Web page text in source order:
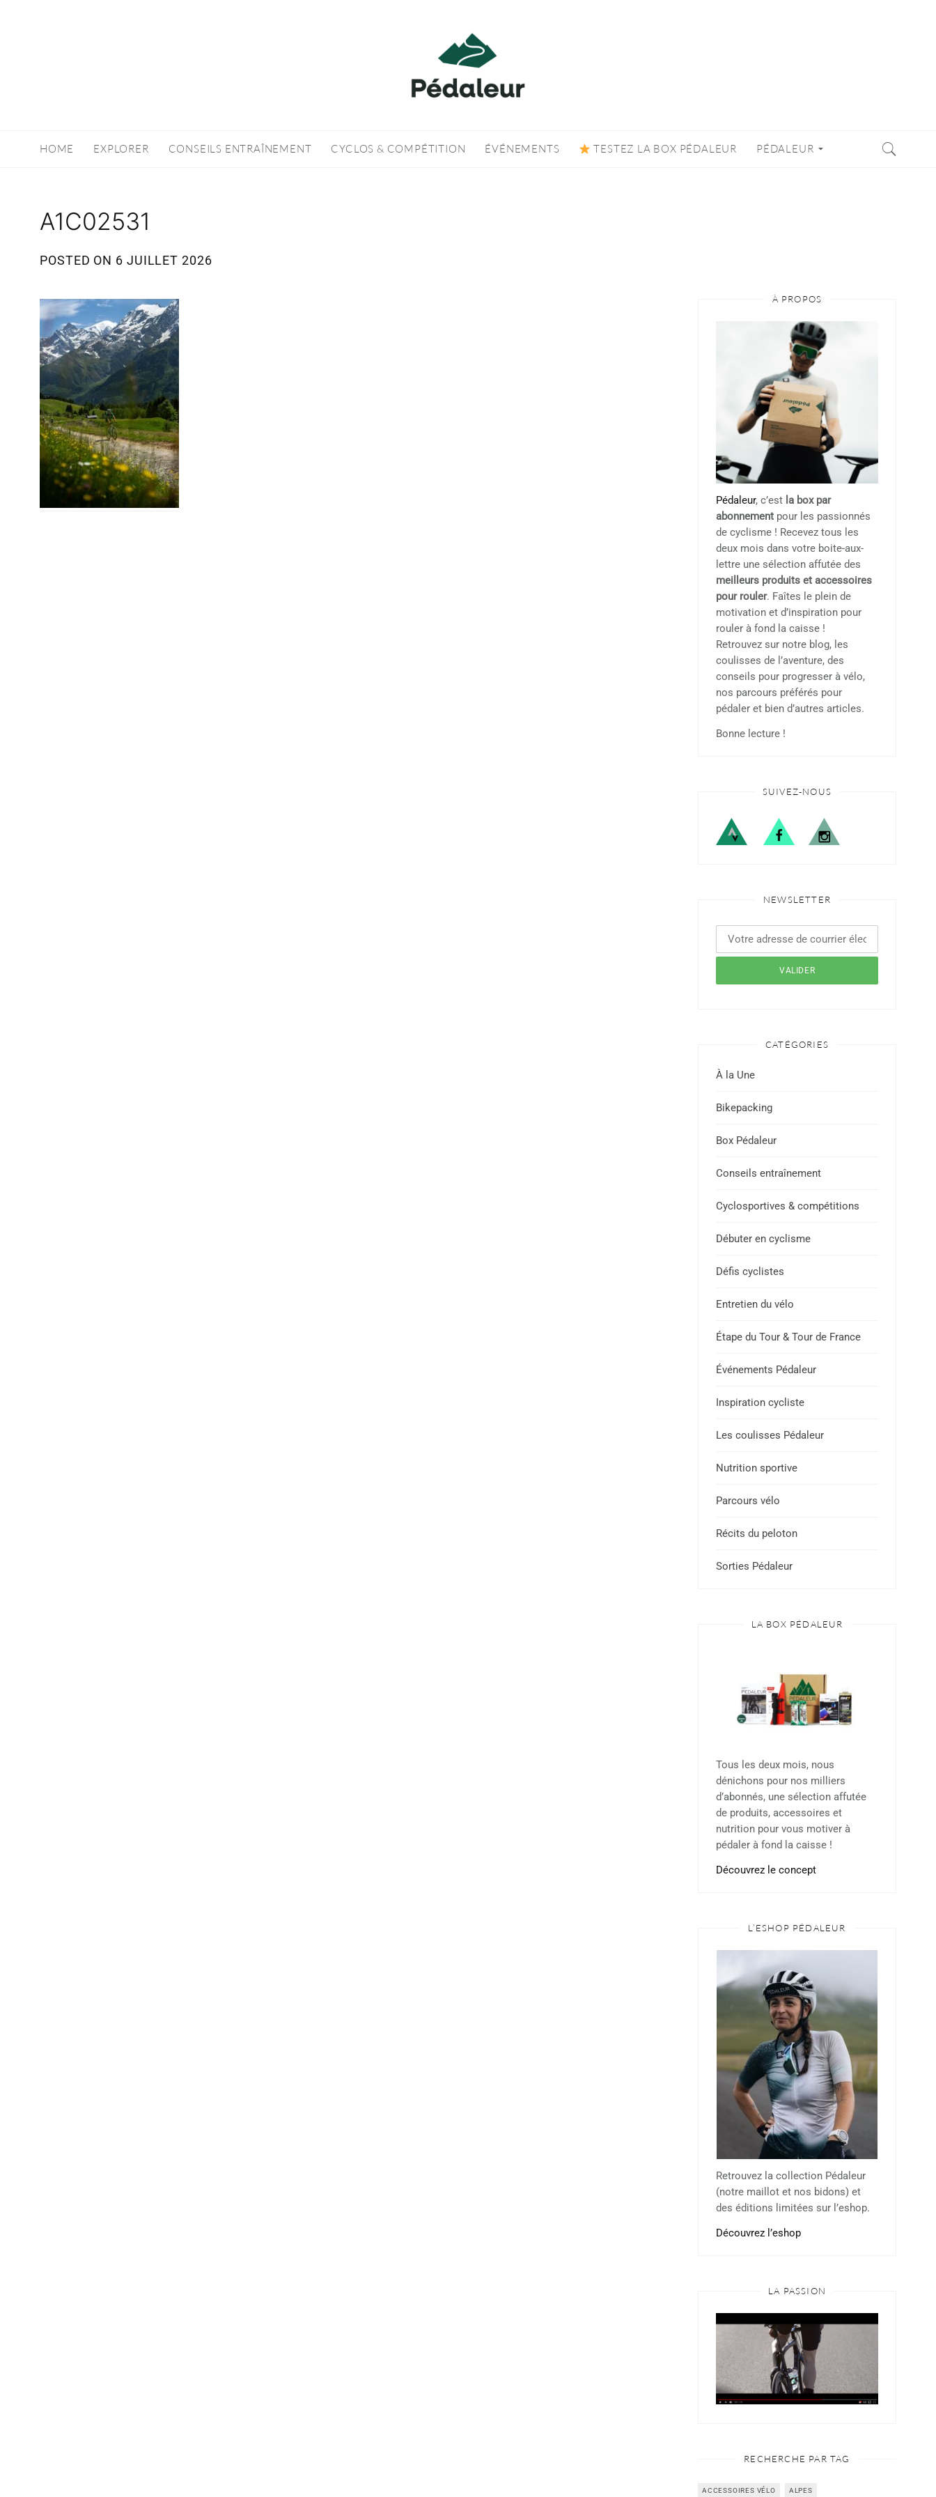
HOME EXPLORER CONSEILS ENTRAÎNEMENT CYCLOS & COMPÉTITION ÉVÉNEMENTS TESTEZ LA BOX PÉDALEUR PÉDALEUR
A1C02531
POSTED ON 6 JUILLET 2026
À PROPOS
Pédaleur, c’est la box par
abonnement pour les passionnés
de cyclisme ! Recevez tous les
deux mois dans votre boite-aux-
lettre une sélection affutée des
meilleurs produits et accessoires
pour rouler. Faîtes le plein de
motivation et d’inspiration pour
rouler à fond la caisse !
Retrouvez sur notre blog, les
coulisses de l’aventure, des
conseils pour progresser à vélo,
nos parcours préférés pour
pédaler et bien d’autres articles.
Bonne lecture !
SUIVEZ-NOUS
NEWSLETTER
CATÉGORIES
À la Une
Bikepacking
Box Pédaleur
Conseils entraînement
Cyclosportives & compétitions
Débuter en cyclisme
Défis cyclistes
Entretien du vélo
Étape du Tour & Tour de France
Événements Pédaleur
Inspiration cycliste
Les coulisses Pédaleur
Nutrition sportive
Parcours vélo
Récits du peloton
Sorties Pédaleur
LA BOX PÉDALEUR
Tous les deux mois, nous
dénichons pour nos milliers
d’abonnés, une sélection affutée
de produits, accessoires et
nutrition pour vous motiver à
pédaler à fond la caisse !
Découvrez le concept
L’ESHOP PÉDALEUR
Retrouvez la collection Pédaleur
(notre maillot et nos bidons) et
des éditions limitées sur l’eshop.
Découvrez l’eshop
LA PASSION
RECHERCHE PAR TAG
ACCESSOIRES VÉLO ALPES